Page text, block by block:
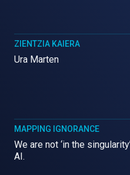
ZIENTZIA KAIERA
Ura Marten
MAPPING IGNORANCE
We are not ‘in the
AI.